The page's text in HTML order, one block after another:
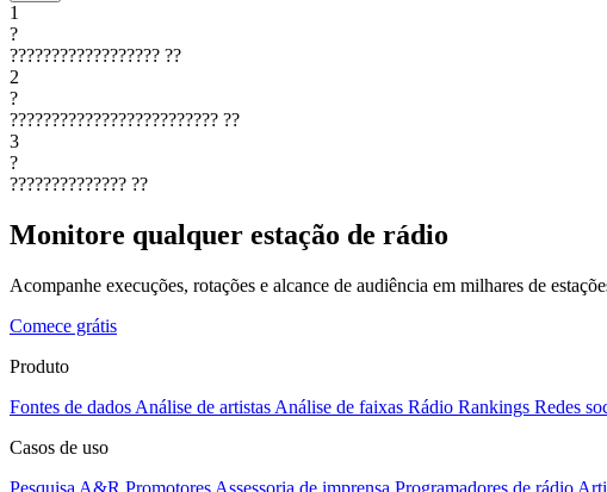
1
?
?????????????????? ??
2
?
????????????????????????? ??
3
?
?????????????? ??
Monitore qualquer estação de rádio
Acompanhe execuções, rotações e alcance de audiência em milhares de
Comece grátis
Produto
Fontes de dados Análise de artistas Análise de faixas Rádio Rankings Redes
Casos de uso
Pesquisa A&R Promotores Assessoria de imprensa Programadores de rádio